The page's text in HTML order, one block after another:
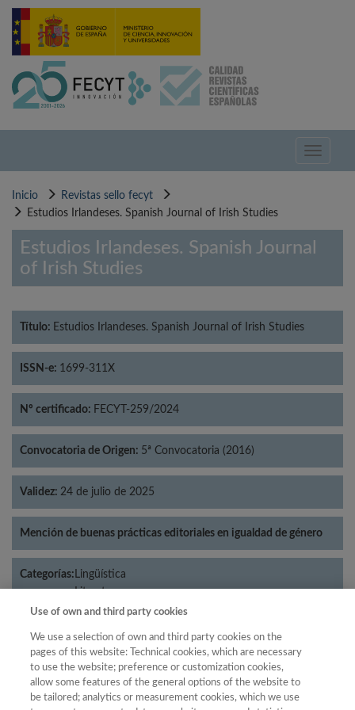
Pasar
contenido
Toggle
Inicio
Revistas sello fecyt
Estudios Irlandeses. Spanish Journal of Irish Studies
Estudios Irlandeses. Spanish Journal
of Irish Studies
Título: Estudios Irlandeses. Spanish Journal of Irish Studies
ISSN-e: 1699-311X
Nº certificado: FECYT-259/2024
Convocatoria de Origen: 5ª Convocatoria (2016)
Validez: 24 de julio de 2025
Mención de buenas prácticas editoriales en igualdad de género
Categorías: Lingüística
Literatura
Año
Año Filtrar
Use of own and third party cookies
We use a selection of own and third party cookies on the
pages of this website: Technical cookies, which are necessary
to use the website; preference or customization cookies,
allow some features of the general options of the website to
be tailored; analytics or measurement cookies, which we use